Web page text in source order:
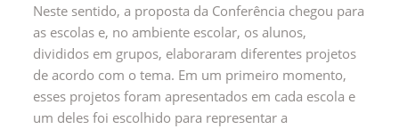
Neste sentido, a proposta da Conferência chegou para
as escolas e, no ambiente escolar, os alunos,
divididos em grupos, elaboraram diferentes projetos
de acordo com o tema. Em um primeiro momento,
esses projetos foram apresentados em cada escola e
um deles foi escolhido para representar a